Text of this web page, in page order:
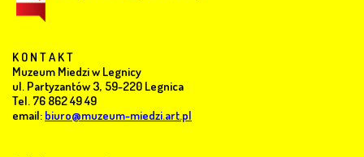
K O N T A K T
Muzeum Miedzi w Legnicy
ul. Partyzantów 3, 59-220 Legnica
Tel. 76 862 49 49
email: biuro@muzeum-miedzi.art.pl